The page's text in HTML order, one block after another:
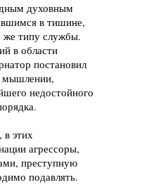
духовным
в тишине,
типу службы.
в области
постановил
мышлении,
недостойного
этих
агрессоры,
преступную
подавлять.